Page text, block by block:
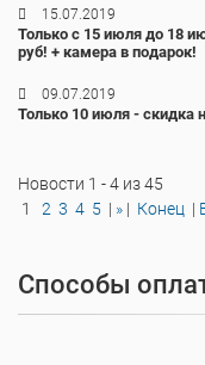
15.07.2019
Только с 15 июля до 18
руб! + камера в подарок!
09.07.2019
Только 10 июля - скидка
Новости 1 - 4 из 45
1
2 3 4 5 | » | Конец |
Способы